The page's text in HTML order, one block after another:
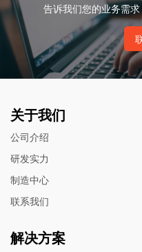
告诉我们您的业务需
关于我们
公司介绍
研发实力
制造中心
联系我们
解决方案